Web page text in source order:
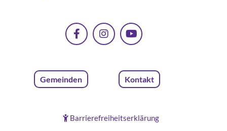
Gemeinden Kontakt
 Barrierefreiheitserklärung